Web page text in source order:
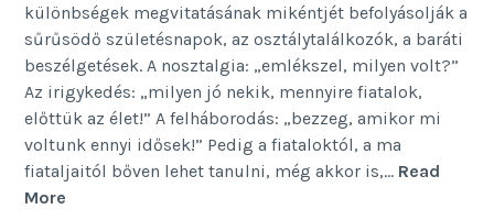
különbségek megvitatásának mikéntjét befolyásolják a
sűrűsödő születésnapok, az osztálytalálkozók, a baráti
beszélgetések. A nosztalgia: „emlékszel, milyen volt?”
Az irigykedés: „milyen jó nekik, mennyire fiatalok,
előttük az élet!” A felháborodás: „bezzeg, amikor mi
voltunk ennyi idősek!” Pedig a fiataloktól, a ma
fiataljaitól bőven lehet tanulni, még akkor is,… Read
More